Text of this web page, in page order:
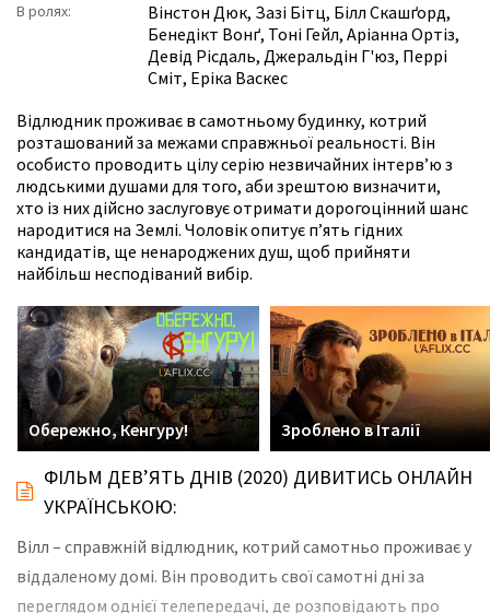
В ролях: Вінстон Дюк, Зазі Бітц, Білл Скашґорд,
Бенедікт Вонґ, Тоні Гейл, Аріанна Ортіз,
Девід Рісдаль, Джеральдін Г'юз, Перрі
Сміт, Еріка Васкес
Відлюдник проживає в самотньому будинку, котрий
розташований за межами справжньої реальності. Він
особисто проводить цілу серію незвичайних інтерв’ю з
людськими душами для того, аби зрештою визначити,
хто із них дійсно заслуговує отримати дорогоцінний шанс
народитися на Землі. Чоловік опитує п’ять гідних
кандидатів, ще ненароджених душ, щоб прийняти
найбільш несподіваний вибір.
Обережно, Кенгуру! Зроблено в Італії
ФІЛЬМ ДЕВ’ЯТЬ ДНІВ (2020) ДИВИТИСЬ ОНЛАЙН
УКРАЇНСЬКОЮ:
Вілл – справжній відлюдник, котрий самотньо проживає у
віддаленому домі. Він проводить свої самотні дні за
переглядом однієї телепередачі, де розповідають про